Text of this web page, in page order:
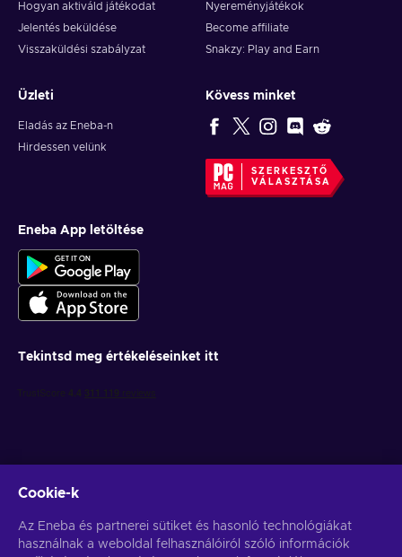
Hogyan aktiváld játékodat
Jelentés beküldése
Visszaküldési szabályzat
Nyereményjátékok
Become affiliate
Snakzy: Play and Earn
Üzleti
Eladás az Eneba-n
Hirdessen velünk
Kövess minket
SZERKESZTŐ
VÁLASZTÁSA
Eneba App letöltése
Tekintsd meg értékeléseinket itt
Feliratkozás
Cookie-k
Az Eneba és partnerei sütiket és hasonló technológiákat
használnak a weboldal felhasználóiról szóló információk